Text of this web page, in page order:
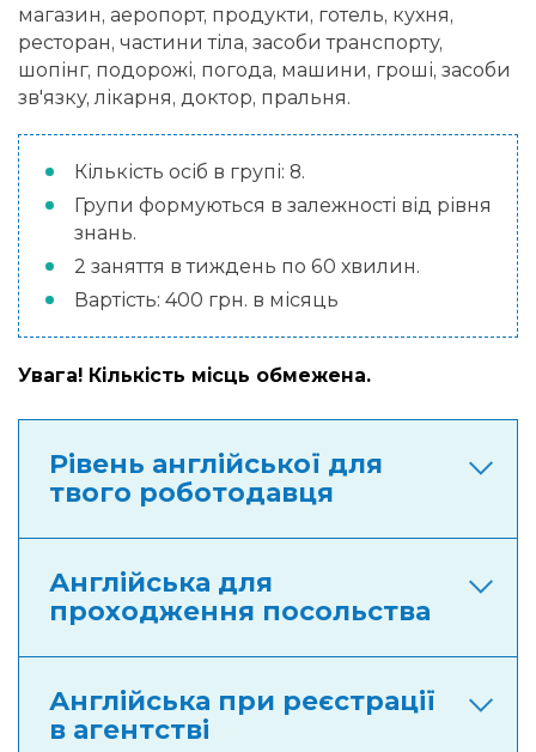
магазин, аеропорт, продукти, готель, кухня,
ресторан, частини тіла, засоби транспорту,
шопінг, подорожі, погода, машини, гроші, засоби
зв'язку, лікарня, доктор, пральня.
Кількість осіб в групі: 8.
Групи формуються в залежності від рівня
знань.
2 заняття в тиждень по 60 хвилин.
Вартість: 400 грн. в місяць
Увага! Кількість місць обмежена.
Рівень англійської для
твого роботодавця
Англійська для
проходження посольства
Англійська при реєстрації
в агентстві